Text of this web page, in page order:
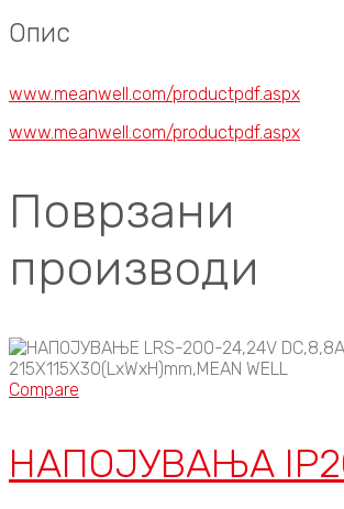
Опис
www.meanwell.com/productpdf.aspx
www.meanwell.com/productpdf.aspx
Поврзани
производи
Compare
НАПОЈУВАЊА